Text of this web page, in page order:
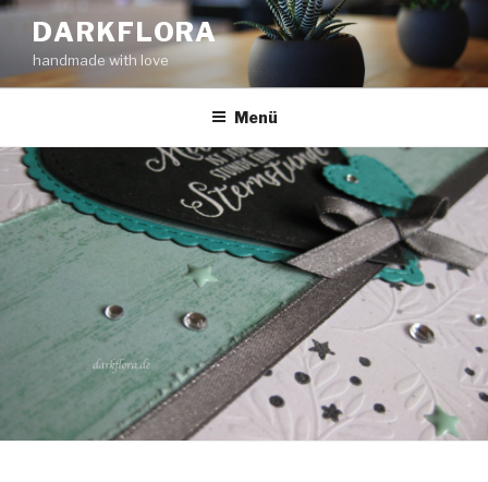
Zum
Inhalt
springen
DARKFLORA
handmade with love
Menü